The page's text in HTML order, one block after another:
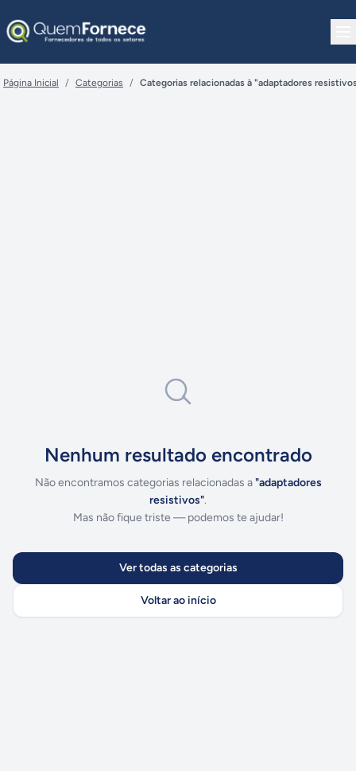
Página Inicial / Categorias / Categorias relacionadas à "adaptadores
Nenhum resultado encontrado
Não encontramos categorias relacionadas a"adaptadores
resistivos".
Mas não fique triste — podemos te ajudar!
Ver todas as categorias
Voltar ao início